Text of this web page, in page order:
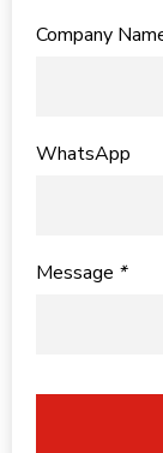
Company
WhatsApp
*
Message